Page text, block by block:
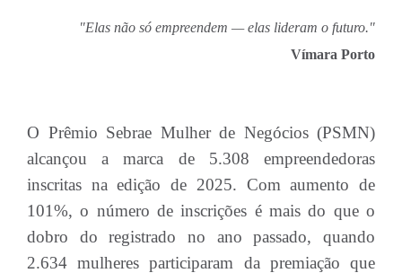
"Elas não só empreendem — elas lideram o futuro."
Vímara Porto
O Prêmio Sebrae Mulher de Negócios (PSMN)
alcançou a marca de 5.308 empreendedoras
inscritas na edição de 2025. Com aumento de
101%, o número de inscrições é mais do que o
dobro do registrado no ano passado, quando
2.634 mulheres participaram da premiação que